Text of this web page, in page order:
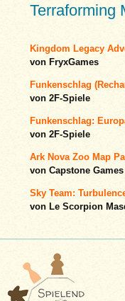
Terraforming
Kingdom Legacy
von FryxGames
Funkenschlag
von 2F-Spiele
Funkenschlag:
von 2F-Spiele
Ark Nova Zoo Map
von Capstone Games
Sky Team:
von Le Scorpion